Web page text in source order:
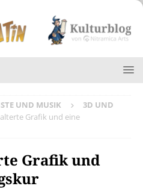
UND MUSIK
3D UND
Grafik und eine
Grafik und